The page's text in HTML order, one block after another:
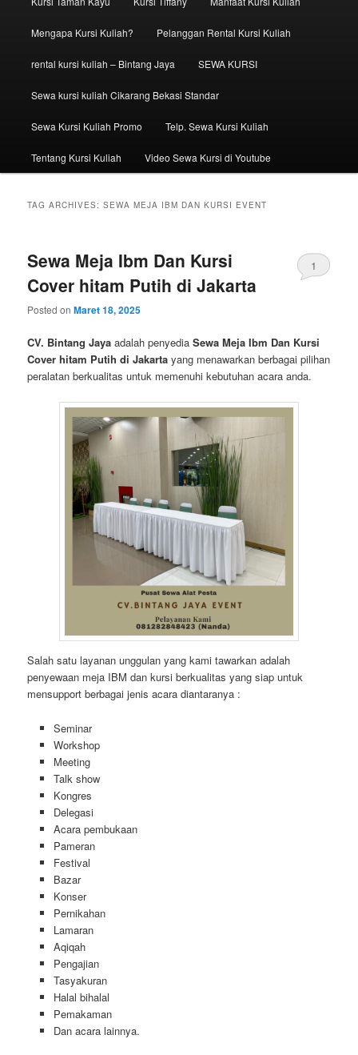
Mengapa Kursi Kuliah? Pelanggan Rental Kursi Kuliah
rental kursi kuliah – Bintang Jaya SEWA KURSI
Sewa kursi kuliah Cikarang Bekasi Standar
Sewa Kursi Kuliah Promo Telp. Sewa Kursi Kuliah
Tentang Kursi Kuliah Video Sewa Kursi di Youtube
TAG ARCHIVES:SEWA MEJA IBM DAN KURSI EVENT
Sewa Meja Ibm Dan Kursi
Cover hitam Putih di Jakarta
Posted onMaret 18, 2025
1
CV. Bintang Jaya adalah penyediaSewa Meja Ibm Dan Kursi
Cover hitam Putih di Jakarta yang menawarkan berbagai pilihan
peralatan berkualitas untuk memenuhi kebutuhan acara anda.
Salah satu layanan unggulan yang kami tawarkan adalah
penyewaan meja IBM dan kursi berkualitas yang siap untuk
mensupport berbagai jenis acara diantaranya :
Seminar
Workshop
Meeting
Talk show
Kongres
Delegasi
Acara pembukaan
Pameran
Festival
Bazar
Konser
Pernikahan
Lamaran
Aqiqah
Pengajian
Tasyakuran
Halal bihalal
Pemakaman
Dan acara lainnya.